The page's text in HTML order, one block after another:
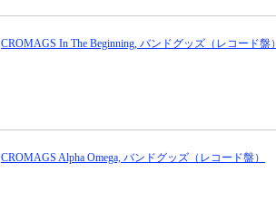
CROMAGS In The Beginning, バンドグッズ（レコード盤）
CROMAGS Alpha Omega, バンドグッズ（レコード盤）